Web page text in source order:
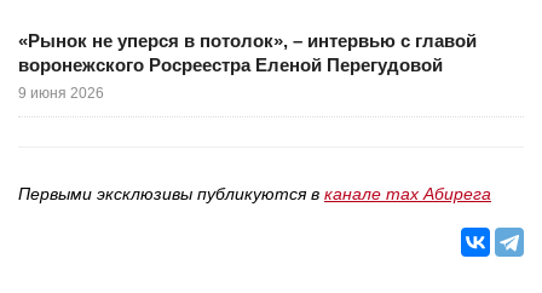
«Рынок не уперся в потолок», – интервью с главой
воронежского Росреестра Еленой Перегудовой
9 июня 2026
Первыми эксклюзивы публикуются в канале max Абирега